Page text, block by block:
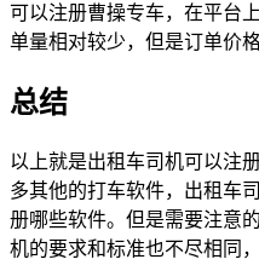
可以注册曹操专车，在平台
单量相对较少，但是订单价格
总结
以上就是出租车司机可以注
多其他的打车软件，出租车
册哪些软件。但是需要注意
机的要求和标准也不尽相同